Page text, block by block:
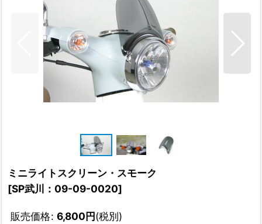
ミニライトスクリーン・スモーク
[SP武川：09-09-0020]
販売価格: 6,800円(税別)